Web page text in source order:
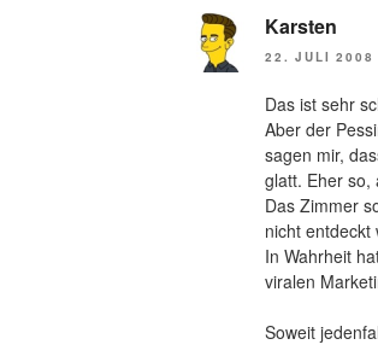
Karsten
22. JULI 2008
Das ist sehr
Aber der
sagen mir,
glatt. Eher so,
Das Zimmer
nicht entdeckt
In Wahrheit
viralen
Soweit